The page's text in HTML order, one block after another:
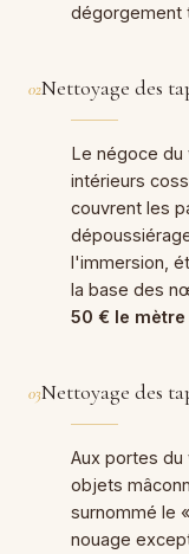
dégorgement
02Nettoyage des
Le négoce du
intérieurs
couvrent les
l'immersion,
la base des
50 € le
03Nettoyage des
Aux portes du
objets
surnommé le
nouage